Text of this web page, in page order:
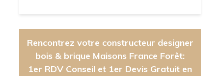
Rencontrez votre constructeur designer
bois & brique Maisons France Forêt:
1er RDV Conseil et 1er Devis Gratuit en